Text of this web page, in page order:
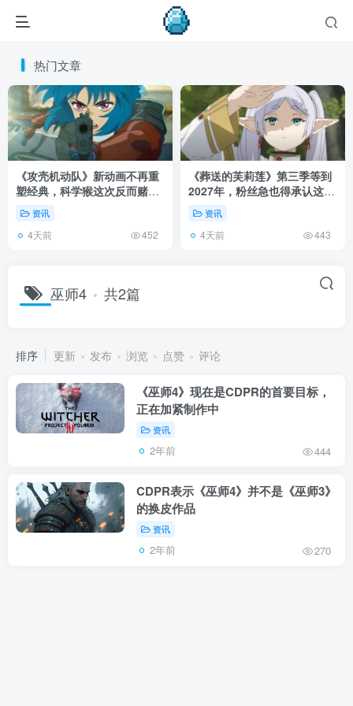
热门文章
《攻壳机动队》新动画不再重
塑经典，科学猴这次反而赌对
了！资讯
4天前 452
《葬送的芙莉莲》第三季等到
2027年，粉丝急也得承认这次
慢得有道理！
资讯
4天前 443
巫师4 共2篇
排序 更新 发布 浏览 点赞 评论
《巫师4》现在是CDPR的首要目标，
正在加紧制作中
资讯
2年前 444
CDPR表示《巫师4》并不是《巫师3》
的换皮作品
资讯
2年前 270